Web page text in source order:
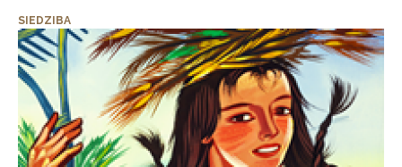
SIEDZIBA